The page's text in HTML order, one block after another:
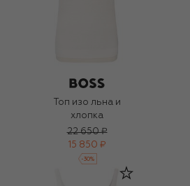
Топ изо льна и
хлопка
22 650 ₽
15 850 ₽
-30%